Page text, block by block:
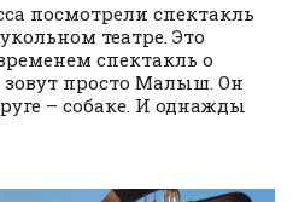
посмотрели спектакль
театре. Это
спектакль о
зовут просто Малыш. Он
– собаке. И однажды